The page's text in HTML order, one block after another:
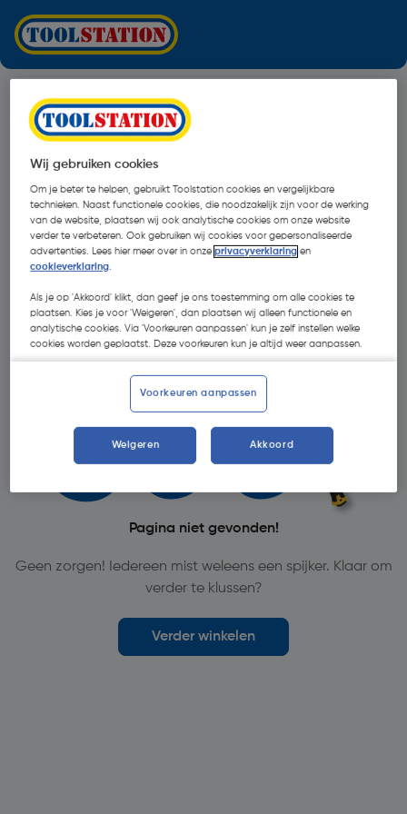
Oops!
Pagina niet gevonden!
Geen zorgen! Iedereen mist weleens een spijker. Klaar om
verder te klussen?
Verder winkelen
Wij gebruiken cookies
Om je beter te helpen, gebruikt Toolstation cookies en vergelijkbare
technieken. Naast functionele cookies, die noodzakelijk zijn voor de werking
van de website, plaatsen wij ook analytische cookies om onze website
verder te verbeteren. Ook gebruiken wij cookies voor gepersonaliseerde
advertenties. Lees hier meer over in onzeprivacyverklaring en
cookieverklaring.
Als je op 'Akkoord' klikt, dan geef je ons toestemming om alle cookies te
plaatsen. Kies je voor 'Weigeren', dan plaatsen wij alleen functionele en
analytische cookies. Via 'Voorkeuren aanpassen' kun je zelf instellen welke
cookies worden geplaatst. Deze voorkeuren kun je altijd weer aanpassen.
Voorkeuren aanpassen
Weigeren Akkoord